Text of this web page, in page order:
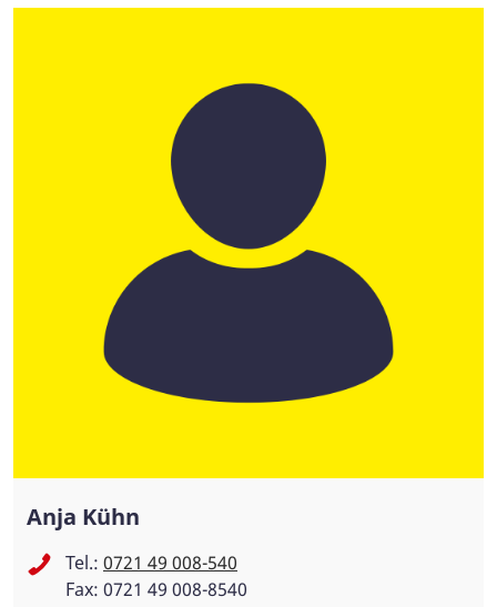
Anja Kühn
Tel.: 0721 49 008-540
Fax: 0721 49 008-8540